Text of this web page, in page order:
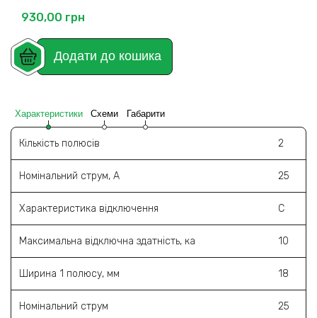
930,00 грн
Додати до кошика
Характеристики Схеми Габарити
Кількість полюсів 2
Номінальний струм, А 25
Характеристика відключення C
Максимальна відключна здатність, ка 10
Ширина 1 полюсу, мм 18
Номінальний струм 25